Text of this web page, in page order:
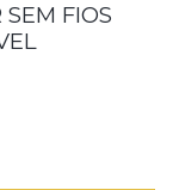
FIOS